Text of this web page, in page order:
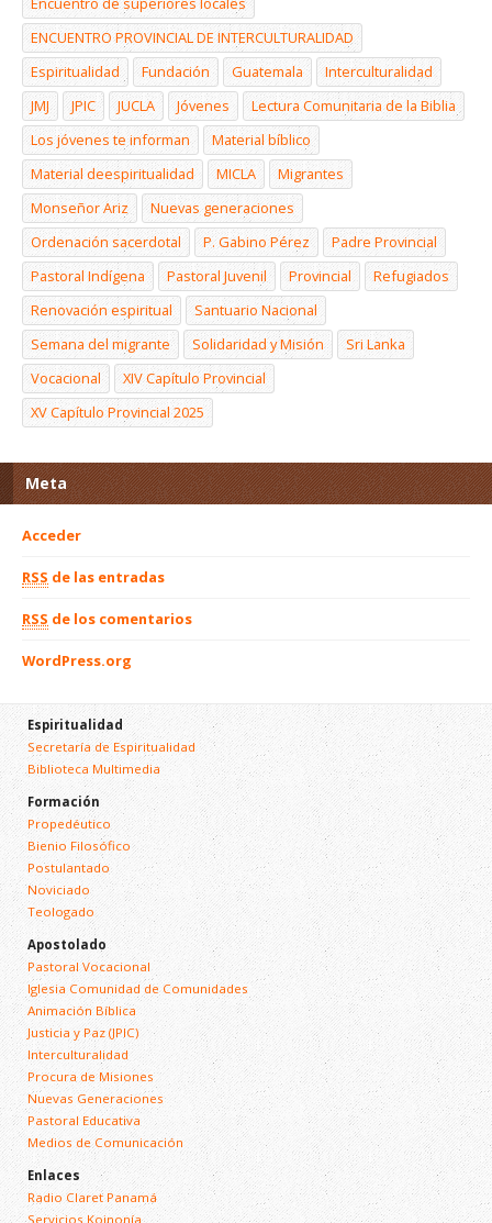
ENCUENTRO PROVINCIAL DE INTERCULTURALIDAD
Espiritualidad
Fundación Guatemala
Interculturalidad
JMJ
JPIC JUCLA Jóvenes
Lectura Comunitaria de la Biblia
Los jóvenes te informan
Material bíblico
Material deespiritualidad
MICLA
Migrantes
Monseñor Ariz
Nuevas generaciones
Ordenación sacerdotal
P. Gabino Pérez
Padre Provincial
Pastoral Indígena
Pastoral Juvenil Provincial
Refugiados
Renovación espiritual
Santuario Nacional
Semana del migrante
Solidaridad y Misión
Sri Lanka
Vocacional
XIV Capítulo Provincial
XV Capítulo Provincial 2025
Meta
Acceder
RSS de las entradas
RSS de los comentarios
WordPress.org
Espiritualidad
Secretaría de Espiritualidad
Biblioteca Multimedia
Formación
Propedéutico
Bienio Filosófico
Postulantado
Noviciado
Teologado
Apostolado
Pastoral Vocacional
Iglesia Comunidad de Comunidades
Animación Bíblica
Justicia y Paz (JPIC)
Interculturalidad
Procura de Misiones
Nuevas Generaciones
Pastoral Educativa
Medios de Comunicación
Enlaces
Radio Claret Panamá
Servicios Koinonía